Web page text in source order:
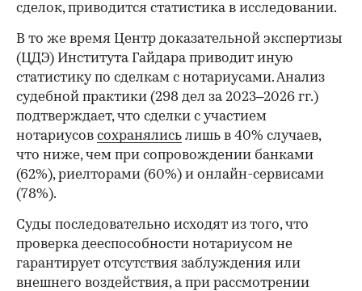
сделок, приводится статистика в исследовании.
В то же время Центр доказательной экспертизы
(ЦДЭ) Института Гайдара приводит иную
статистику по сделкам с нотариусами. Анализ
судебной практики (298 дел за 2023–2026 гг.)
подтверждает, что сделки с участием
нотариусов сохранялись лишь в 40% случаев,
что ниже, чем при сопровождении банками
(62%), риелторами (60%) и онлайн-сервисами
(78%).
Суды последовательно исходят из того, что
проверка дееспособности нотариусом не
гарантирует отсутствия заблуждения или
внешнего воздействия, а при рассмотрении